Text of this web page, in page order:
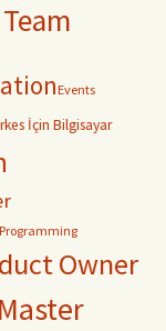
Events
İçin Bilgisayar
Owner